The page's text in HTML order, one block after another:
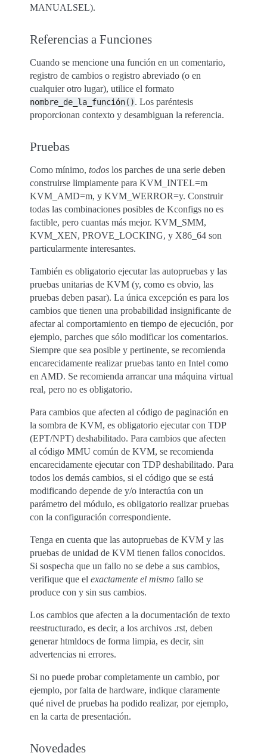
MANUALSEL).
Referencias a Funciones
Cuando se mencione una función en un comentario,
registro de cambios o registro abreviado (o en
cualquier otro lugar), utilice el formato
nombre_de_la_función(). Los paréntesis
proporcionan contexto y desambiguan la referencia.
Pruebas
Como mínimo, todos los parches de una serie deben
construirse limpiamente para KVM_INTEL=m
KVM_AMD=m, y KVM_WERROR=y. Construir
todas las combinaciones posibles de Kconfigs no es
factible, pero cuantas más mejor. KVM_SMM,
KVM_XEN, PROVE_LOCKING, y X86_64 son
particularmente interesantes.
También es obligatorio ejecutar las autopruebas y las
pruebas unitarias de KVM (y, como es obvio, las
pruebas deben pasar). La única excepción es para los
cambios que tienen una probabilidad insignificante de
afectar al comportamiento en tiempo de ejecución, por
ejemplo, parches que sólo modificar los comentarios.
Siempre que sea posible y pertinente, se recomienda
encarecidamente realizar pruebas tanto en Intel como
en AMD. Se recomienda arrancar una máquina virtual
real, pero no es obligatorio.
Para cambios que afecten al código de paginación en
la sombra de KVM, es obligatorio ejecutar con TDP
(EPT/NPT) deshabilitado. Para cambios que afecten
al código MMU común de KVM, se recomienda
encarecidamente ejecutar con TDP deshabilitado. Para
todos los demás cambios, si el código que se está
modificando depende de y/o interactúa con un
parámetro del módulo, es obligatorio realizar pruebas
con la configuración correspondiente.
Tenga en cuenta que las autopruebas de KVM y las
pruebas de unidad de KVM tienen fallos conocidos.
Si sospecha que un fallo no se debe a sus cambios,
verifique que el exactamente el mismo fallo se
produce con y sin sus cambios.
Los cambios que afecten a la documentación de texto
reestructurado, es decir, a los archivos .rst, deben
generar htmldocs de forma limpia, es decir, sin
advertencias ni errores.
Si no puede probar completamente un cambio, por
ejemplo, por falta de hardware, indique claramente
qué nivel de pruebas ha podido realizar, por ejemplo,
en la carta de presentación.
Novedades